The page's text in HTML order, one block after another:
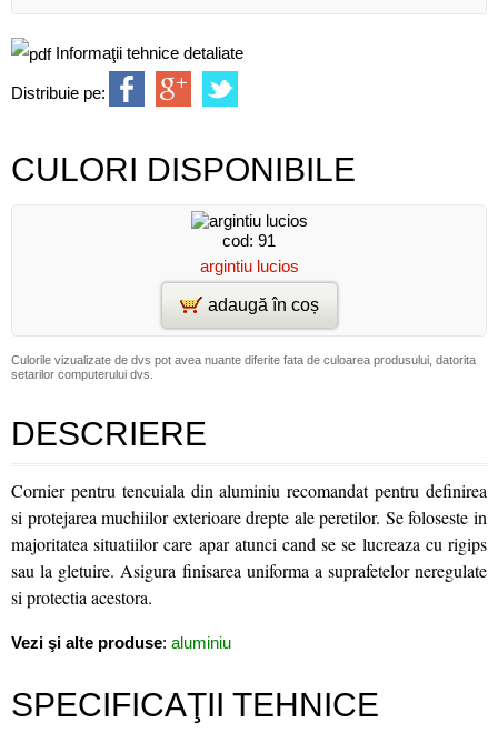
Informaţii tehnice detaliate
Distribuie pe:
CULORI DISPONIBILE
cod: 91
argintiu lucios
adaugă în coș
Culorile vizualizate de dvs pot avea nuante diferite fata de culoarea produsului, datorita
setarilor computerului dvs.
DESCRIERE
Cornier pentru tencuiala din aluminiu recomandat pentru definirea
si protejarea muchiilor exterioare drepte ale peretilor. Se foloseste in
majoritatea situatiilor care apar atunci cand se se lucreaza cu rigips
sau la gletuire. Asigura finisarea uniforma a suprafetelor neregulate
si protectia acestora.
Vezi şi alte produse: aluminiu
SPECIFICAŢII TEHNICE